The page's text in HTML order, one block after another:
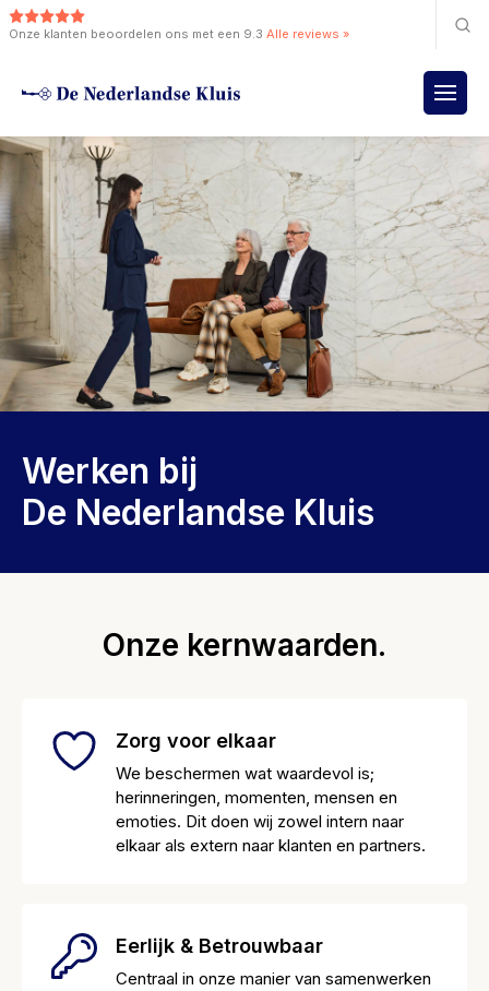
Onze klanten beoordelen ons met een 9.3 Alle reviews »
Werken bij
De Nederlandse Kluis
Onze kernwaarden.
Zorg voor elkaar
We beschermen wat waardevol is;
herinneringen, momenten, mensen en
emoties. Dit doen wij zowel intern naar
elkaar als extern naar klanten en partners.
Eerlijk & Betrouwbaar
Centraal in onze manier van samenwerken